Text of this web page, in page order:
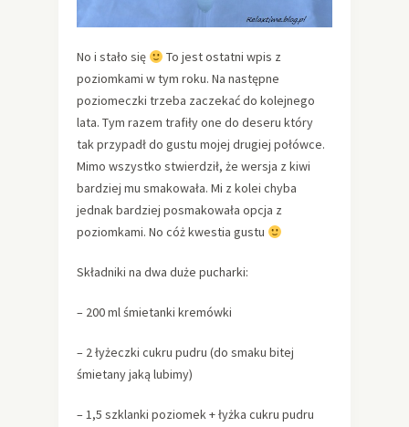
No i stało się
To jest ostatni wpis z
poziomkami w tym roku. Na następne
poziomeczki trzeba zaczekać do kolejnego
lata. Tym razem trafiły one do deseru który
tak przypadł do gustu mojej drugiej połówce.
Mimo wszystko stwierdził, że wersja z kiwi
bardziej mu smakowała. Mi z kolei chyba
jednak bardziej posmakowała opcja z
poziomkami. No cóż kwestia gustu
Składniki na dwa duże pucharki:
– 200 ml śmietanki kremówki
– 2 łyżeczki cukru pudru (do smaku bitej
śmietany jaką lubimy)
– 1,5 szklanki poziomek + łyżka cukru pudru